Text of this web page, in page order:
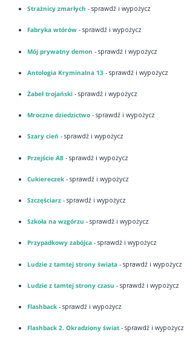
Strażnicy zmarłych - sprawdź i wypożycz
Fabryka wtórów- sprawdź i wypożycz
Mój prywatny demon - sprawdź i wypożycz
Antologia Kryminalna 13- sprawdź i wypożycz
Żabeł trojański - sprawdź i wypożycz
Mroczne dziedzictwo- sprawdź i wypożycz
Szary cień - sprawdź i wypożycz
Przejście A8- sprawdź i wypożycz
Cukiereczek - sprawdź i wypożycz
Szczęściarz - sprawdź i wypożycz
Szkoła na wzgórzu - sprawdź i wypożycz
Przypadkowy zabójca- sprawdź i wypożycz
Ludzie z tamtej strony świata- sprawdź i wypożycz
Ludzie z tamtej strony czasu - sprawdź i wypożycz
Flashback - sprawdź i wypożycz
Flashback 2. Okradziony świat- sprawdź i wypożycz